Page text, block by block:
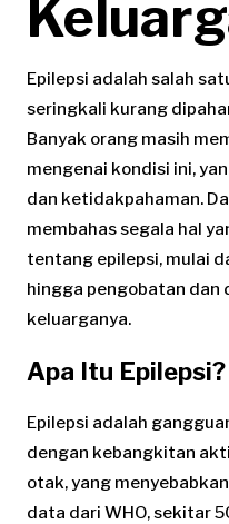
Epilepsi adalah salah
seringkali kurang
Banyak orang masih
mengenai kondisi ini,
dan ketidakpahaman.
membahas segala hal
tentang epilepsi, mulai
hingga pengobatan dan
keluarganya.
Apa Itu Epilepsi?
Epilepsi adalah
dengan kebangkitan
otak, yang
data dari WHO, sekitar